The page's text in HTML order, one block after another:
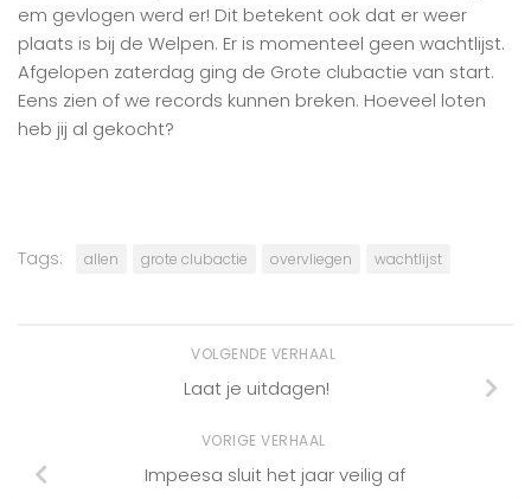
em gevlogen werd er! Dit betekent ook dat er weer
plaats is bij de Welpen. Er is momenteel geen wachtlijst.
Afgelopen zaterdag ging de Grote clubactie van start.
Eens zien of we records kunnen breken. Hoeveel loten
heb jij al gekocht?
Tags: allen grote clubactie overvliegen wachtlijst
VOLGENDE VERHAAL
Laat je uitdagen!
VORIGE VERHAAL
Impeesa sluit het jaar veilig af